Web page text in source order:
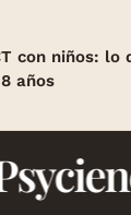
con niños: lo
años